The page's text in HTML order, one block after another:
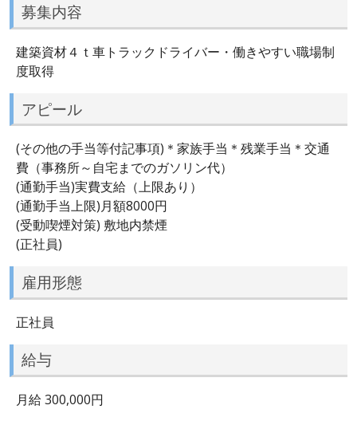
募集内容
建築資材４ｔ車トラックドライバー・働きやすい職場制
度取得
アピール
(その他の手当等付記事項)＊家族手当＊残業手当＊交通
費（事務所～自宅までのガソリン代）
(通勤手当)実費支給（上限あり）
(通勤手当上限)月額8000円
(受動喫煙対策) 敷地内禁煙
(正社員)
雇用形態
正社員
給与
月給 300,000円